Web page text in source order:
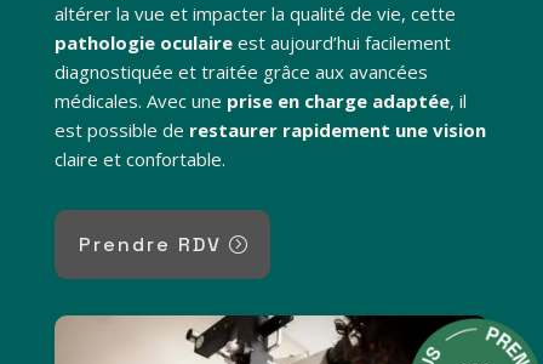
altérer la vue et impacter la qualité de vie, cette
pathologie oculaireest aujourd’hui facilement
diagnostiquée et traitée grâce aux avancées
médicales. Avec une prise en charge adaptée, il
est possible de restaurer rapidement une vision
claire et confortable.
Prendre RDV